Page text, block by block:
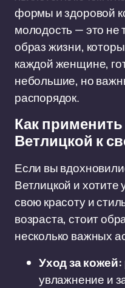
формы и здоровой
молодость — это не
образ жизни,
каждой женщине,
небольшие, но
распорядок.
Как
Ветлицкой к
Если вы
Ветлицкой и хотите
свою красоту и
возраста, стоит
несколько важных
Уход за кожей:
увлажнение и